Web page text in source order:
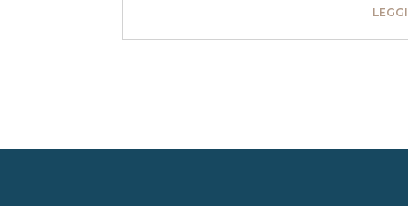
LEGGI